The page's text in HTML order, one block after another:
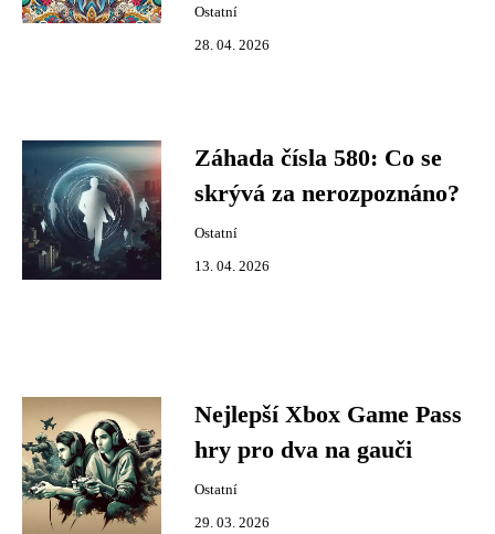
Ostatní
28. 04. 2026
Záhada čísla 580: Co se
skrývá za nerozpoznáno?
Ostatní
13. 04. 2026
Nejlepší Xbox Game Pass
hry pro dva na gauči
Ostatní
29. 03. 2026